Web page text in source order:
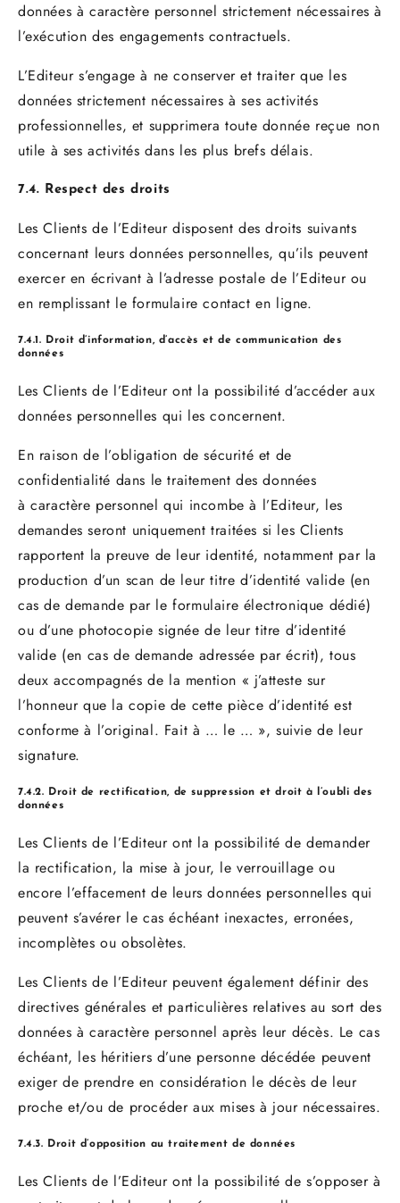
données à caractère personnel strictement nécessaires à
l’exécution des engagements contractuels.
L’Editeur s’engage à ne conserver et traiter que les
données strictement nécessaires à ses activités
professionnelles, et supprimera toute donnée reçue non
utile à ses activités dans les plus brefs délais.
7.4. Respect des droits
Les Clients de l’Editeur disposent des droits suivants
concernant leurs données personnelles, qu’ils peuvent
exercer en écrivant à l’adresse postale de l’Editeur ou
en remplissant le formulaire contact en ligne.
7.4.1. Droit d’information, d’accès et de communication des
données
Les Clients de l’Editeur ont la possibilité d’accéder aux
données personnelles qui les concernent.
En raison de l’obligation de sécurité et de
confidentialité dans le traitement des données
à caractère personnel qui incombe à l’Editeur, les
demandes seront uniquement traitées si les Clients
rapportent la preuve de leur identité, notamment par la
production d’un scan de leur titre d’identité valide (en
cas de demande par le formulaire électronique dédié)
ou d’une photocopie signée de leur titre d’identité
valide (en cas de demande adressée par écrit), tous
deux accompagnés de la mention « j’atteste sur
l’honneur que la copie de cette pièce d’identité est
conforme à l’original. Fait à … le … », suivie de leur
signature.
7.4.2. Droit de rectification, de suppression et droit à l’oubli des
données
Les Clients de l’Editeur ont la possibilité de demander
la rectification, la mise à jour, le verrouillage ou
encore l’effacement de leurs données personnelles qui
peuvent s’avérer le cas échéant inexactes, erronées,
incomplètes ou obsolètes.
Les Clients de l’Editeur peuvent également définir des
directives générales et particulières relatives au sort des
données à caractère personnel après leur décès. Le cas
échéant, les héritiers d’une personne décédée peuvent
exiger de prendre en considération le décès de leur
proche et/ou de procéder aux mises à jour nécessaires.
7.4.3. Droit d’opposition au traitement de données
Les Clients de l’Editeur ont la possibilité de s’opposer à